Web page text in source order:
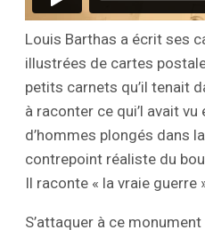
Louis Barthas a écrit ses
illustrées de cartes
petits carnets qu’il tenait
à raconter ce qui’l avait
d’hommes plongés dans
contrepoint réaliste du
Il raconte « la vraie guerre
S’attaquer à ce